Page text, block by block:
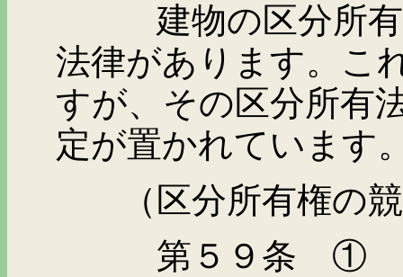
建物の区分所有等
法律があります。こ
すが、その区分所有
定が置かれています
（区分所有権の競
第５９条 ① 第５